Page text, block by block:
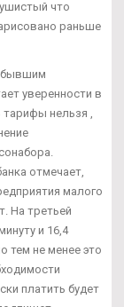
что
раньше
бывшим
уверенности в
нельзя ,
отмечает,
малого
На третьей
и 16,4
тем не менее это
платить будет